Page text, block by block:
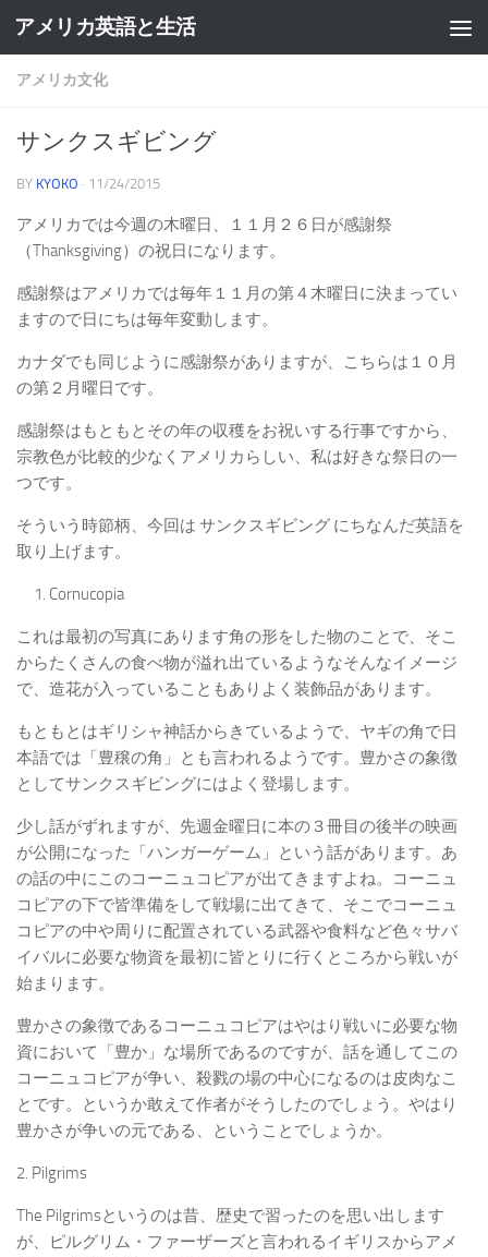
アメリカ英語と生活
アメリカ文化
サンクスギビング
BY KYOKO · 11/24/2015
アメリカでは今週の木曜日、１１月２６日が感謝祭
（Thanksgiving）の祝日になります。
感謝祭はアメリカでは毎年１１月の第４木曜日に決まってい
ますので日にちは毎年変動します。
カナダでも同じように感謝祭がありますが、こちらは１０月
の第２月曜日です。
感謝祭はもともとその年の収穫をお祝いする行事ですから、
宗教色が比較的少なくアメリカらしい、私は好きな祭日の一
つです。
そういう時節柄、今回は サンクスギビング にちなんだ英語を
取り上げます。
Cornucopia
これは最初の写真にあります角の形をした物のことで、そこ
からたくさんの食べ物が溢れ出ているようなそんなイメージ
で、造花が入っていることもありよく装飾品があります。
もともとはギリシャ神話からきているようで、ヤギの角で日
本語では「豊穣の角」とも言われるようです。豊かさの象徴
としてサンクスギビングにはよく登場します。
少し話がずれますが、先週金曜日に本の３冊目の後半の映画
が公開になった「ハンガーゲーム」という話があります。あ
の話の中にこのコーニュコピアが出てきますよね。コーニュ
コピアの下で皆準備をして戦場に出てきて、そこでコーニュ
コピアの中や周りに配置されている武器や食料など色々サバ
イバルに必要な物資を最初に皆とりに行くところから戦いが
始まります。
豊かさの象徴であるコーニュコピアはやはり戦いに必要な物
資において「豊か」な場所であるのですが、話を通してこの
コーニュコピアが争い、殺戮の場の中心になるのは皮肉なこ
とです。というか敢えて作者がそうしたのでしょう。やはり
豊かさが争いの元である、ということでしょうか。
2. Pilgrims
The Pilgrimsというのは昔、歴史で習ったのを思い出します
が、ピルグリム・ファーザーズと言われるイギリスからアメ